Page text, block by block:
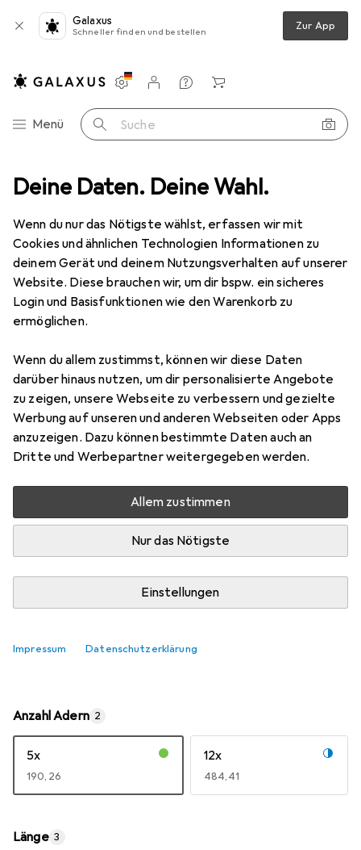
Deine Daten. Deine Wahl.
Wenn du nur das Nötigste wählst, erfassen wir mit
Cookies und ähnlichen Technologien Informationen zu
deinem Gerät und deinem Nutzungsverhalten auf unserer
Website. Diese brauchen wir, um dir bspw. ein sicheres
Login und Basisfunktionen wie den Warenkorb zu
ermöglichen.
Wenn du allem zustimmst, können wir diese Daten
darüber hinaus nutzen, um dir personalisierte Angebote
zu zeigen, unsere Webseite zu verbessern und gezielte
Werbung auf unseren und anderen Webseiten oder Apps
anzuzeigen. Dazu können bestimmte Daten auch an
Dritte und Werbepartner weitergegeben werden.
Allem zustimmen
Nur das Nötigste
Einstellungen
Impressum Datenschutzerklärung
Galaxus
Schneller finden und bestellen Zur App
Navigation nach Kategorien
Menü Suche
Einstellungen
Kundenkonto
Vergleichslisten
Merklisten
Warenkorb
Kabelleitung Lapp ÖLFLEX 110 Steuerleitung
6 Bilder
LappÖLFLEX 110 Steuerleitung
Preis in EUR inkl. MwSt.
EUR
190,26
Bewertungen
Zwischen Fr, 7.8. und Di, 11.8. geliefert
Mehr als 10 Stück an Lager beim Lieferanten
Lieferort angeben für genaue Lieferzeit
kostenloser Versand
Anzahl Adern 2
5x
EUR
190,26
12x
EUR
484,41
Länge 3